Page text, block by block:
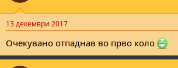
13 декември 2017
Очекувано отпаднав во прво коло